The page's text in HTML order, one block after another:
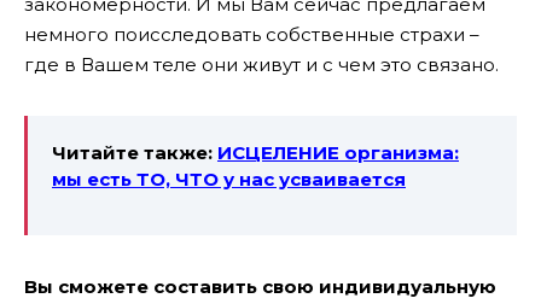
немного поисследовать собственные страхи –
где в Вашем теле они живут и с чем это связано.
Читайте также: ИСЦЕЛЕНИЕ организма:
мы есть ТО, ЧТО у нас усваивается
Вы сможете составить свою индивидуальную